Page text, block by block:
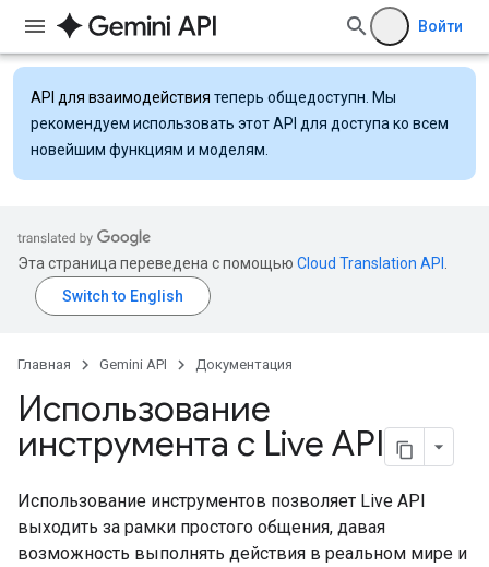
Войти
API для взаимодействия теперь общедоступн. Мы
рекомендуем использовать этот API для доступа ко всем
новейшим функциям и моделям.
Эта страница переведена с помощью Cloud Translation API
Главная Gemini API Документация
Использование
инструмента с Live API
Использование инструментов позволяет Live API
выходить за рамки простого общения, давая
возможность выполнять действия в реальном мире и